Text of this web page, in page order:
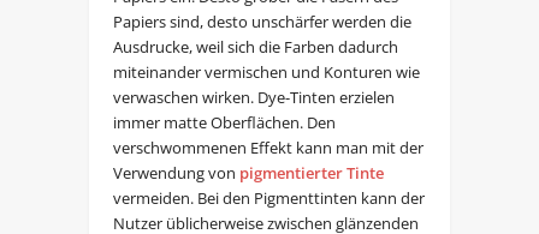
Papiers sind, desto unschärfer werden die
Ausdrucke, weil sich die Farben dadurch
miteinander vermischen und Konturen wie
verwaschen wirken. Dye-Tinten erzielen
immer matte Oberflächen. Den
verschwommenen Effekt kann man mit der
Verwendung von pigmentierter Tinte
vermeiden. Bei den Pigmenttinten kann der
Nutzer üblicherweise zwischen glänzenden